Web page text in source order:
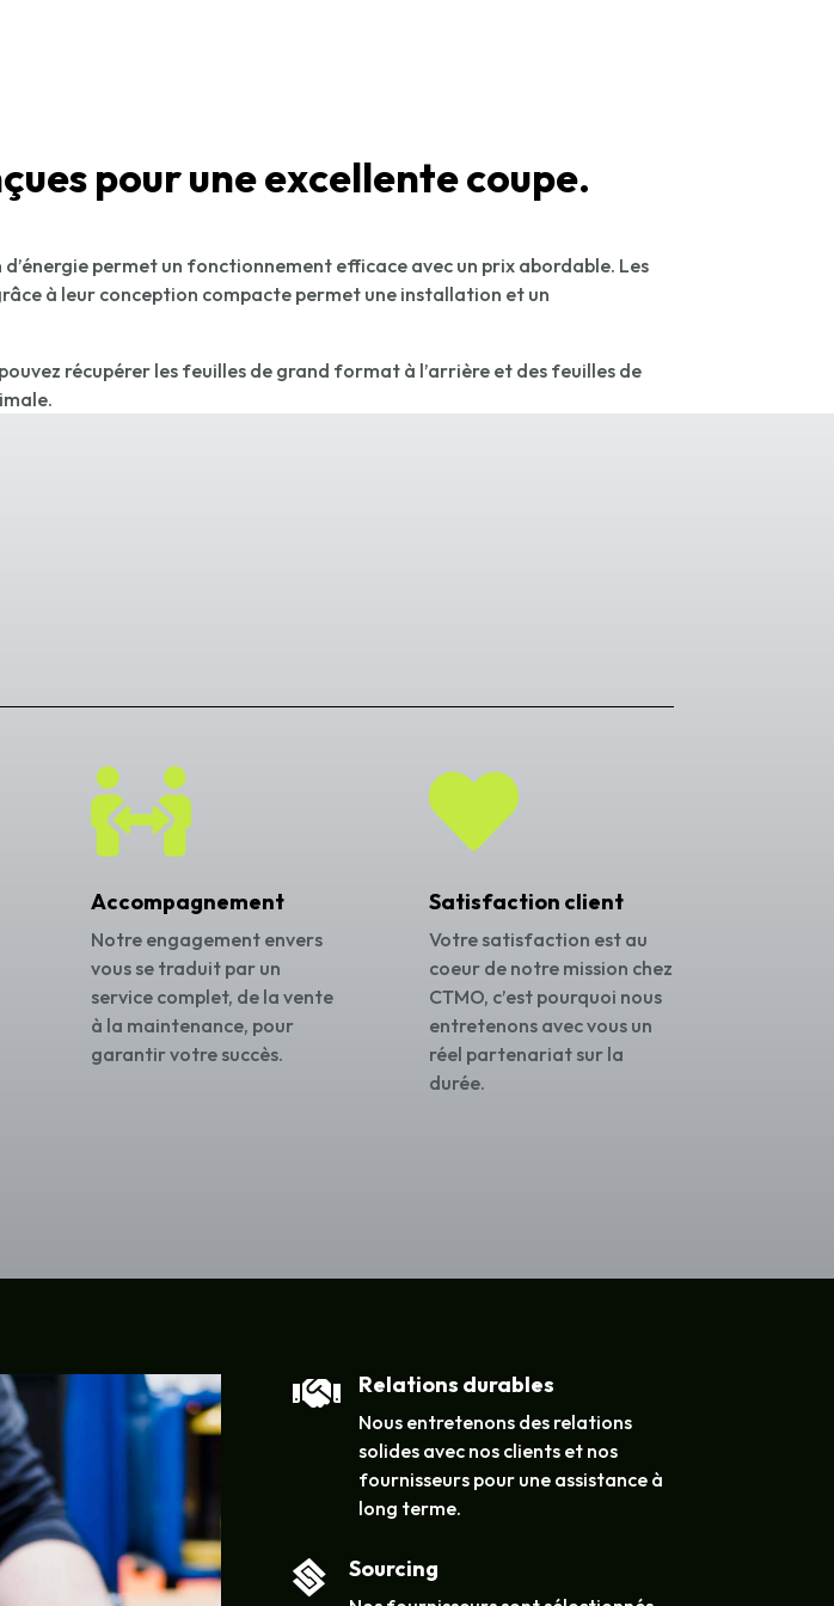
pour une excellente coupe.
permet un fonctionnement efficace avec un prix abordable. Les
à leur conception compacte permet une installation et un
récupérer les feuilles de grand format à l’arrière et des feuilles de

Accompagnement
Notre engagement envers
vous se traduit par un
service complet, de la vente
à la maintenance, pour
garantir votre succès.

Satisfaction client
Votre satisfaction est au
coeur de notre mission chez
CTMO, c’est pourquoi nous
entretenons avec vous un
réel partenariat sur la
durée.
 Relations durables
Nous entretenons des relations
solides avec nos clients et nos
fournisseurs pour une assistance à
long terme.
 Sourcing